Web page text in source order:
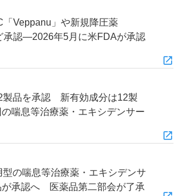
「Veppanu」や新規降圧薬
承認―2026年5月に米FDAが承認
品を承認 新有効成分は12製
喘息等治療薬・エキシデンサー
の喘息等治療薬・エキシデンサ
が承認へ 医薬品第二部会が了承